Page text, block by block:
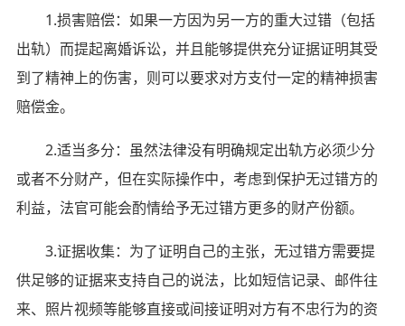
1.损害赔偿：如果一方因为另一方的重大过错（包括
出轨）而提起离婚诉讼，并且能够提供充分证据证明其受
到了精神上的伤害，则可以要求对方支付一定的精神损害
赔偿金。
2.适当多分：虽然法律没有明确规定出轨方必须少分
或者不分财产，但在实际操作中，考虑到保护无过错方的
利益，法官可能会酌情给予无过错方更多的财产份额。
3.证据收集：为了证明自己的主张，无过错方需要提
供足够的证据来支持自己的说法，比如短信记录、邮件往
来、照片视频等能够直接或间接证明对方有不忠行为的资